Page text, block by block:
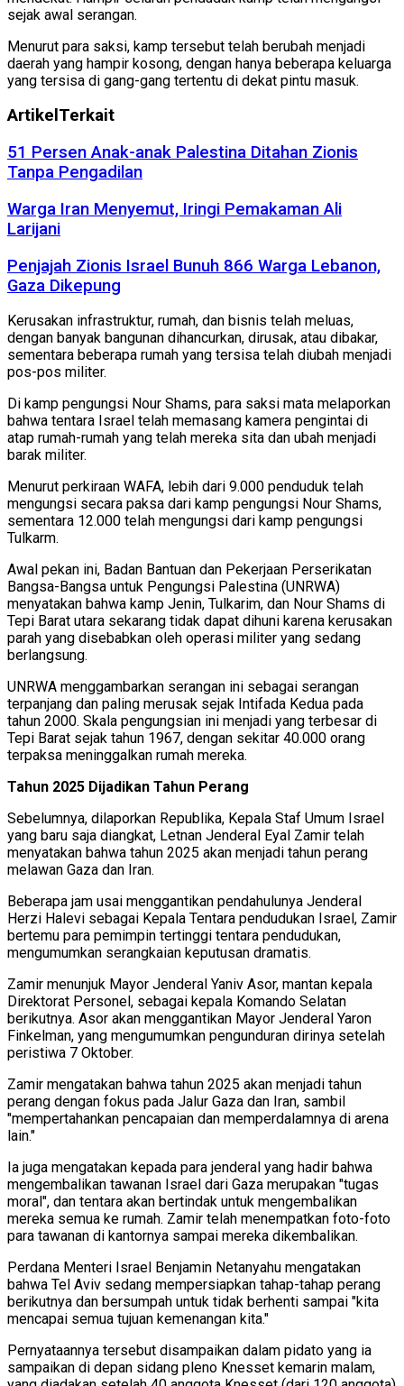
sejak awal serangan.
Menurut para saksi, kamp tersebut telah berubah menjadi
daerah yang hampir kosong, dengan hanya beberapa keluarga
yang tersisa di gang-gang tertentu di dekat pintu masuk.
Artikel Terkait
51 Persen Anak-anak Palestina Ditahan Zionis
Tanpa Pengadilan
Warga Iran Menyemut, Iringi Pemakaman Ali
Larijani
Penjajah Zionis Israel Bunuh 866 Warga Lebanon,
Gaza Dikepung
Kerusakan infrastruktur, rumah, dan bisnis telah meluas,
dengan banyak bangunan dihancurkan, dirusak, atau dibakar,
sementara beberapa rumah yang tersisa telah diubah menjadi
pos-pos militer.
Di kamp pengungsi Nour Shams, para saksi mata melaporkan
bahwa tentara Israel telah memasang kamera pengintai di
atap rumah-rumah yang telah mereka sita dan ubah menjadi
barak militer.
Menurut perkiraan WAFA, lebih dari 9.000 penduduk telah
mengungsi secara paksa dari kamp pengungsi Nour Shams,
sementara 12.000 telah mengungsi dari kamp pengungsi
Tulkarm.
Awal pekan ini, Badan Bantuan dan Pekerjaan Perserikatan
Bangsa-Bangsa untuk Pengungsi Palestina (UNRWA)
menyatakan bahwa kamp Jenin, Tulkarim, dan Nour Shams di
Tepi Barat utara sekarang tidak dapat dihuni karena kerusakan
parah yang disebabkan oleh operasi militer yang sedang
berlangsung.
UNRWA menggambarkan serangan ini sebagai serangan
terpanjang dan paling merusak sejak Intifada Kedua pada
tahun 2000. Skala pengungsian ini menjadi yang terbesar di
Tepi Barat sejak tahun 1967, dengan sekitar 40.000 orang
terpaksa meninggalkan rumah mereka.
Tahun 2025 Dijadikan Tahun Perang
Sebelumnya, dilaporkan Republika, Kepala Staf Umum Israel
yang baru saja diangkat, Letnan Jenderal Eyal Zamir telah
menyatakan bahwa tahun 2025 akan menjadi tahun perang
melawan Gaza dan Iran.
Beberapa jam usai menggantikan pendahulunya Jenderal
Herzi Halevi sebagai Kepala Tentara pendudukan Israel, Zamir
bertemu para pemimpin tertinggi tentara pendudukan,
mengumumkan serangkaian keputusan dramatis.
Zamir menunjuk Mayor Jenderal Yaniv Asor, mantan kepala
Direktorat Personel, sebagai kepala Komando Selatan
berikutnya. Asor akan menggantikan Mayor Jenderal Yaron
Finkelman, yang mengumumkan pengunduran dirinya setelah
peristiwa 7 Oktober.
Zamir mengatakan bahwa tahun 2025 akan menjadi tahun
perang dengan fokus pada Jalur Gaza dan Iran, sambil
"mempertahankan pencapaian dan memperdalamnya di arena
lain."
Ia juga mengatakan kepada para jenderal yang hadir bahwa
mengembalikan tawanan Israel dari Gaza merupakan "tugas
moral", dan tentara akan bertindak untuk mengembalikan
mereka semua ke rumah. Zamir telah menempatkan foto-foto
para tawanan di kantornya sampai mereka dikembalikan.
Perdana Menteri Israel Benjamin Netanyahu mengatakan
bahwa Tel Aviv sedang mempersiapkan tahap-tahap perang
berikutnya dan bersumpah untuk tidak berhenti sampai "kita
mencapai semua tujuan kemenangan kita."
Pernyataannya tersebut disampaikan dalam pidato yang ia
sampaikan di depan sidang pleno Knesset kemarin malam,